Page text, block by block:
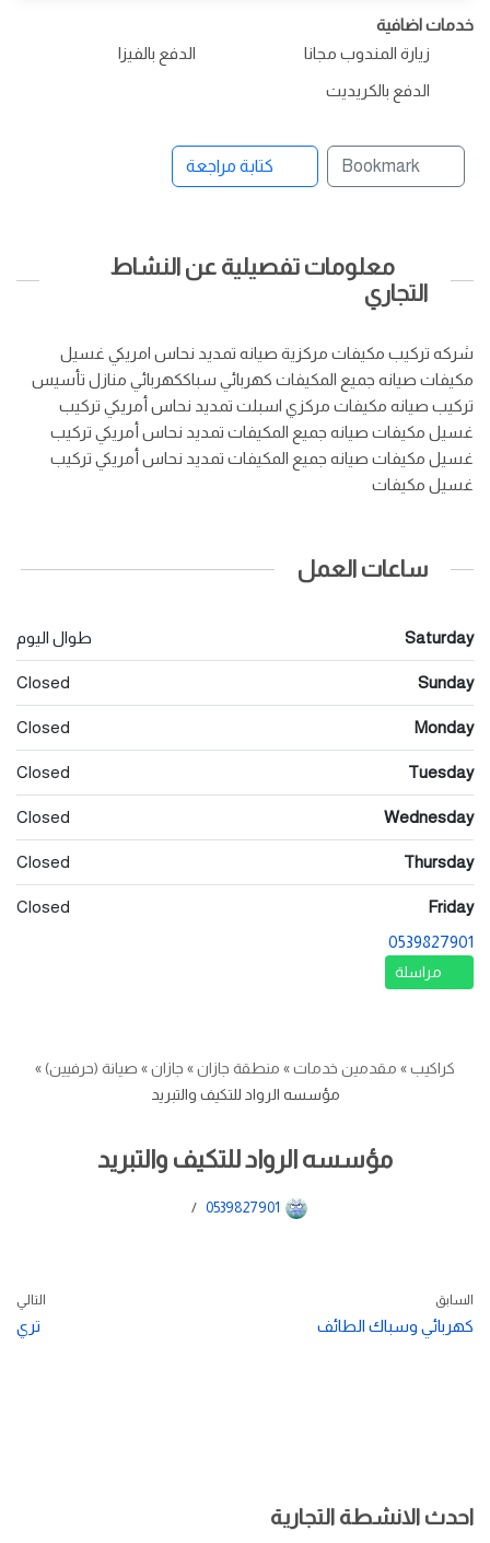
خدمات اضافية
زيارة المندوب مجانا
الدفع بالفيزا
الدفع بالكريديت
Bookmark كتابة مراجعة
معلومات تفصيلية عن النشاط
التجاري
شركه تركيب مكيفات مركزية صيانه تمديد نحاس امريكي غسيل
مكيفات صيانه جميع المكيفات كهربائي سباككهربائي منازل تأسيس
تركيب صيانه مكيفات مركزي اسبلت تمديد نحاس أمريكي تركيب
غسيل مكيفات صيانه جميع المكيفات تمديد نحاس أمريكي تركيب
غسيل مكيفات صيانه جميع المكيفات تمديد نحاس أمريكي تركيب
غسيل مكيفات
ساعات العمل
Saturday طوال اليوم
Sunday
Closed
Monday
Closed
Tuesday
Closed
Wednesday
Closed
Thursday
Closed
Friday
Closed
0539827901
مراسلة
كراكيب» مقدمين خدمات» منطقة جازان» جازان» صيانة (حرفيين)»
مؤسسه الرواد للتكيف والتبريد
مؤسسه الرواد للتكيف والتبريد
0539827901
السابق
كهربائي وسباك الطائف
التالي
تري
احدث الانشطة التجارية